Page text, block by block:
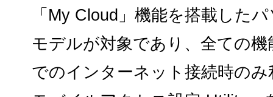
「My Cloud」機能を搭載した
モデルが対象であり、全ての
でのインターネット接続時の